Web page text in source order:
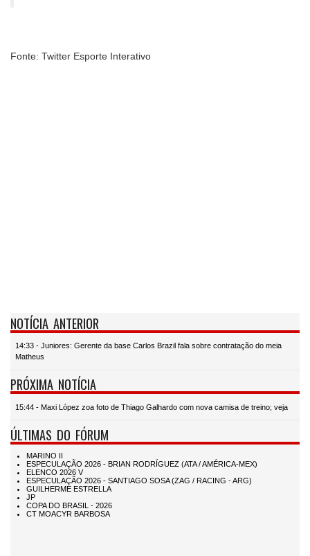
Fonte: Twitter Esporte Interativo
NOTÍCIA ANTERIOR
14:33 - Juniores: Gerente da base Carlos Brazil fala sobre contratação do meia
Matheus
PRÓXIMA NOTÍCIA
15:44 - Maxi López zoa foto de Thiago Galhardo com nova camisa de treino; veja
ÚLTIMAS DO FÓRUM